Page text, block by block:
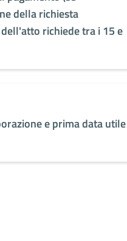
della richiesta
richiede tra i 15 e
e prima data utile